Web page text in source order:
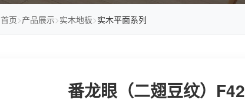
首页>产品展示>实木地板>实木平面系列
番龙眼（二翅豆纹）F42